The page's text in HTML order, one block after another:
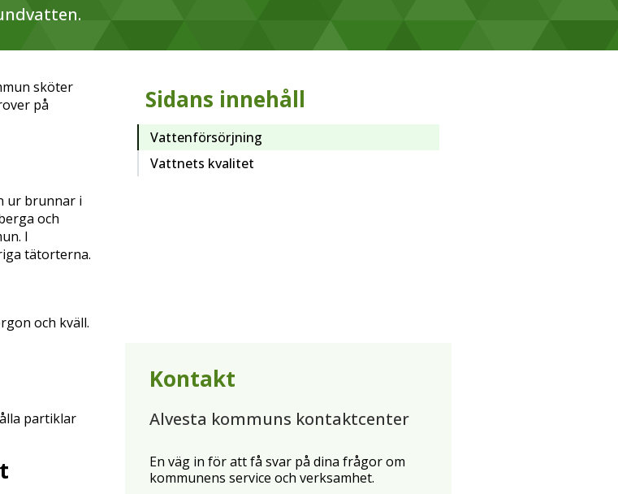
sköter
på
ur brunnar i
och
I
tätorterna.
och kväll.
partiklar
Sidans innehåll
Vattenförsörjning
Vattnets kvalitet
Kontakt
Alvesta kommuns kontaktcenter
En väg in för att få svar på dina frågor om
kommunens service och verksamhet.